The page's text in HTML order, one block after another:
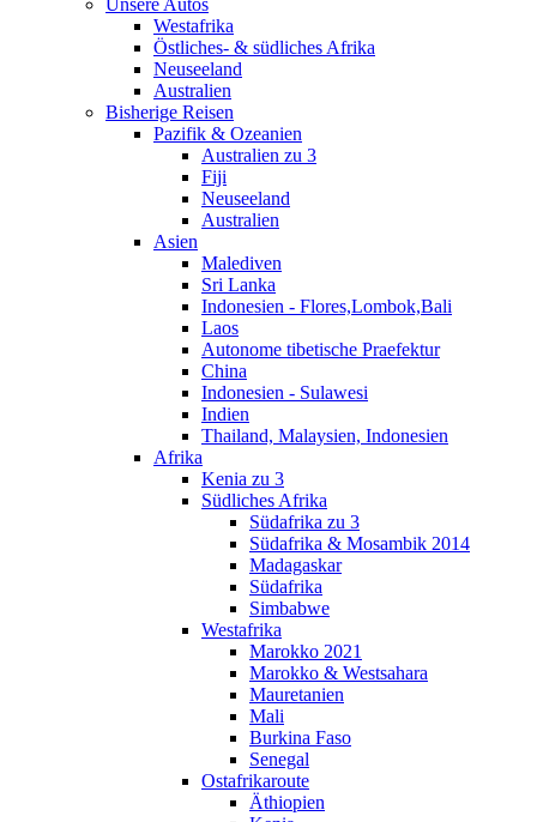
Unsere Autos
Westafrika
Östliches- & südliches Afrika
Neuseeland
Australien
Bisherige Reisen
Pazifik & Ozeanien
Australien zu 3
Fiji
Neuseeland
Australien
Asien
Malediven
Sri Lanka
Indonesien - Flores,Lombok,Bali
Laos
Autonome tibetische Praefektur
China
Indonesien - Sulawesi
Indien
Thailand, Malaysien, Indonesien
Afrika
Kenia zu 3
Südliches Afrika
Südafrika zu 3
Südafrika & Mosambik 2014
Madagaskar
Südafrika
Simbabwe
Westafrika
Marokko 2021
Marokko & Westsahara
Mauretanien
Mali
Burkina Faso
Senegal
Ostafrikaroute
Äthiopien